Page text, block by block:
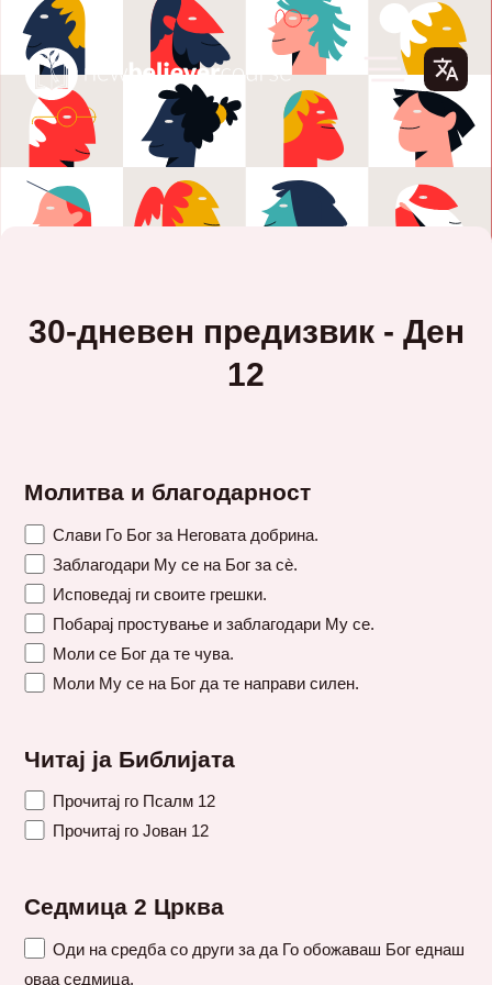
30-дневен предизвик - Ден
12
Молитва и благодарност
Слави Го Бог за Неговата добрина.
Заблагодари Му се на Бог за сè.
Исповедај ги своите грешки.
Побарај простување и заблагодари Му се.
Моли се Бог да те чува.
Моли Му се на Бог да те направи силен.
Читај ја Библијата
Прочитај го Псалм 12
Прочитај го Јован 12
Седмица 2 Црква
Оди на средба со други за да Го обожаваш Бог еднаш
оваа седмица.